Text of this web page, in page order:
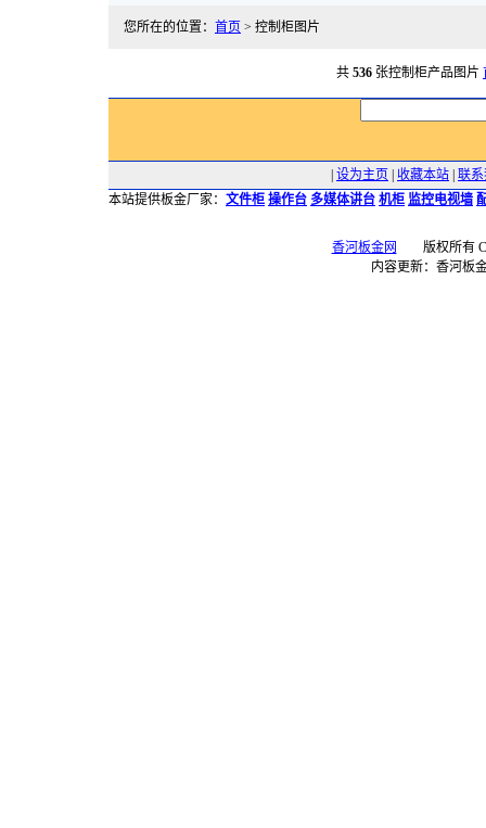
您所在的位置： 首页 > 控制柜图片
共 536 张控制柜产品图片
设为主页 收藏本站 联
本站提供板金厂家： 文件柜 操作台 多媒体讲台 机柜 监控电视墙
香河板金网
版权所有
内容更新：香河板